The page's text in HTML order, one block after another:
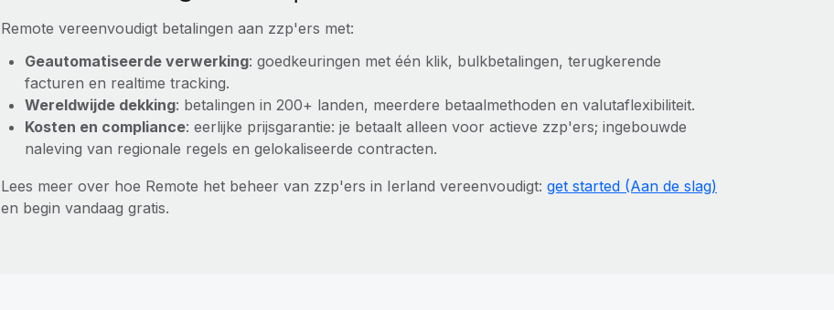
Remote vereenvoudigt betalingen aan zzp'ers met:
Geautomatiseerde verwerking: goedkeuringen met één klik, bulkbetalingen, terugkerende
facturen en realtime tracking.
Wereldwijde dekking: betalingen in 200+ landen, meerdere betaalmethoden en valutaflexibiliteit.
Kosten en compliance: eerlijke prijsgarantie: je betaalt alleen voor actieve zzp'ers; ingebouwde
naleving van regionale regels en gelokaliseerde contracten.
Lees meer over hoe Remote het beheer van zzp'ers in Ierland vereenvoudigt: get started (Aan de slag)
en begin vandaag gratis.